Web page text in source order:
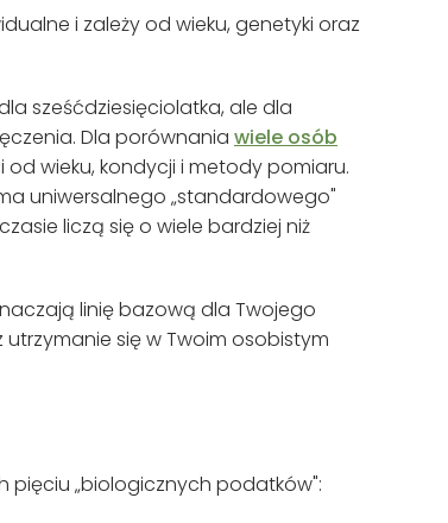
i zależy od wieku, genetyki oraz
sześćdziesięciolatka, ale dla
Dla porównania wiele osób
od wieku, kondycji i metody pomiaru.
uniwersalnego „standardowego"
liczą się o wiele bardziej niż
linię bazową dla Twojego
się w Twoim osobistym
pięciu „biologicznych podatków":